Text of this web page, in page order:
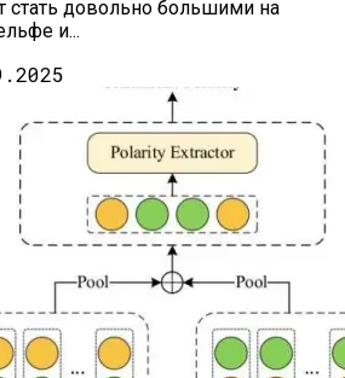
стать довольно большими на
и...